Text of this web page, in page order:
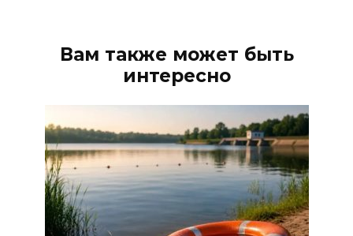
Вам также может быть
интересно